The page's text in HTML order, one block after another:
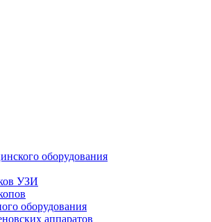
оборудования
УЗИ
оборудования
аппаратов